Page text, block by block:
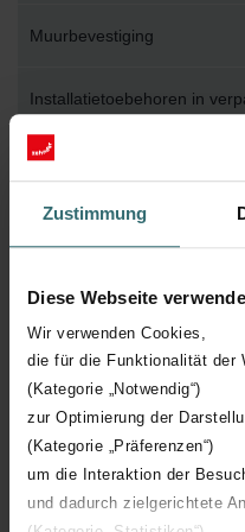
Zustimmung
Diese Webseite
Wir verwenden Cookies,
die für die Funktionalität der
(Kategorie „Notwendig“)
zur Optimierung der
(Kategorie „Präferenzen“)
um die Interaktion der
und dadurch zielgerichtete
Muurbevestiging
Installatietoebehoren in
Max. werktemperatuur
Max. werkdruk
Lengte
Hoogte
Diepte
Aantal elementen